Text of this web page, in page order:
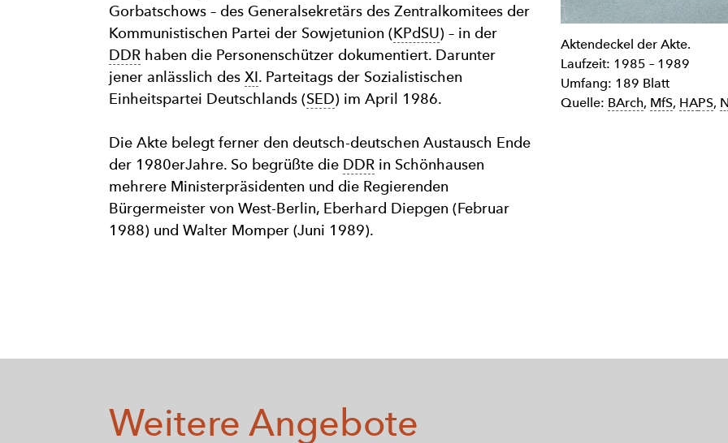
Gorbatschows – des Generalsekretärs des Zentralkomitees der
Kommunistischen Partei der Sowjetunion (KPdSU) – in der
DDR haben die Personenschützer dokumentiert. Darunter
jener anlässlich desXI. Parteitags der Sozialistischen
Einheitspartei Deutschlands (SED) im April 1986.
Die Akte belegt ferner den deutsch-deutschen Austausch Ende
der 1980erJahre. So begrüßte die DDR in Schönhausen
mehrere Ministerpräsidenten und die Regierenden
Bürgermeister von West-Berlin, Eberhard Diepgen (Februar
1988) und Walter Momper (Juni 1989).
Aktendeckel der Akte.
Laufzeit: 1985 – 1989
Umfang: 189 Blatt
Quelle: BArch, MfS, HAPS,
Weitere Angebote